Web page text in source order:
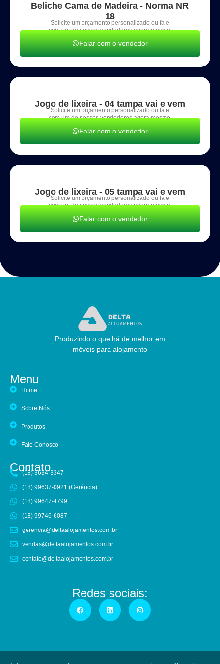
Beliche Cama de Madeira - Norma NR
18
Solicite um orçamento personalizado ou fale
com um de nossos vendedores agora mesmo.
Falar com o vendedor
Jogo de lixeira - 04 tampa vai e vem
Solicite um orçamento personalizado ou fale
com um de nossos vendedores agora mesmo.
Falar com o vendedor
Jogo de lixeira - 05 tampa vai e vem
Solicite um orçamento personalizado ou fale
com um de nossos vendedores agora mesmo.
Falar com o vendedor
Produzindo o que há de melhor em
móveis para alojamento
Menu
Home
Sobre Nós
Produtos
Fale Conosco
Contato
(18) 3634-3347
(18) 99637-0921 (Gerência)
(18) 99647-4799
(18) 99746-6087
gerencia@deltaalojamentos.com.br
vendas@deltaalojamentos.com.br
contato@deltaalojamentos.com.br
Redes sociais: